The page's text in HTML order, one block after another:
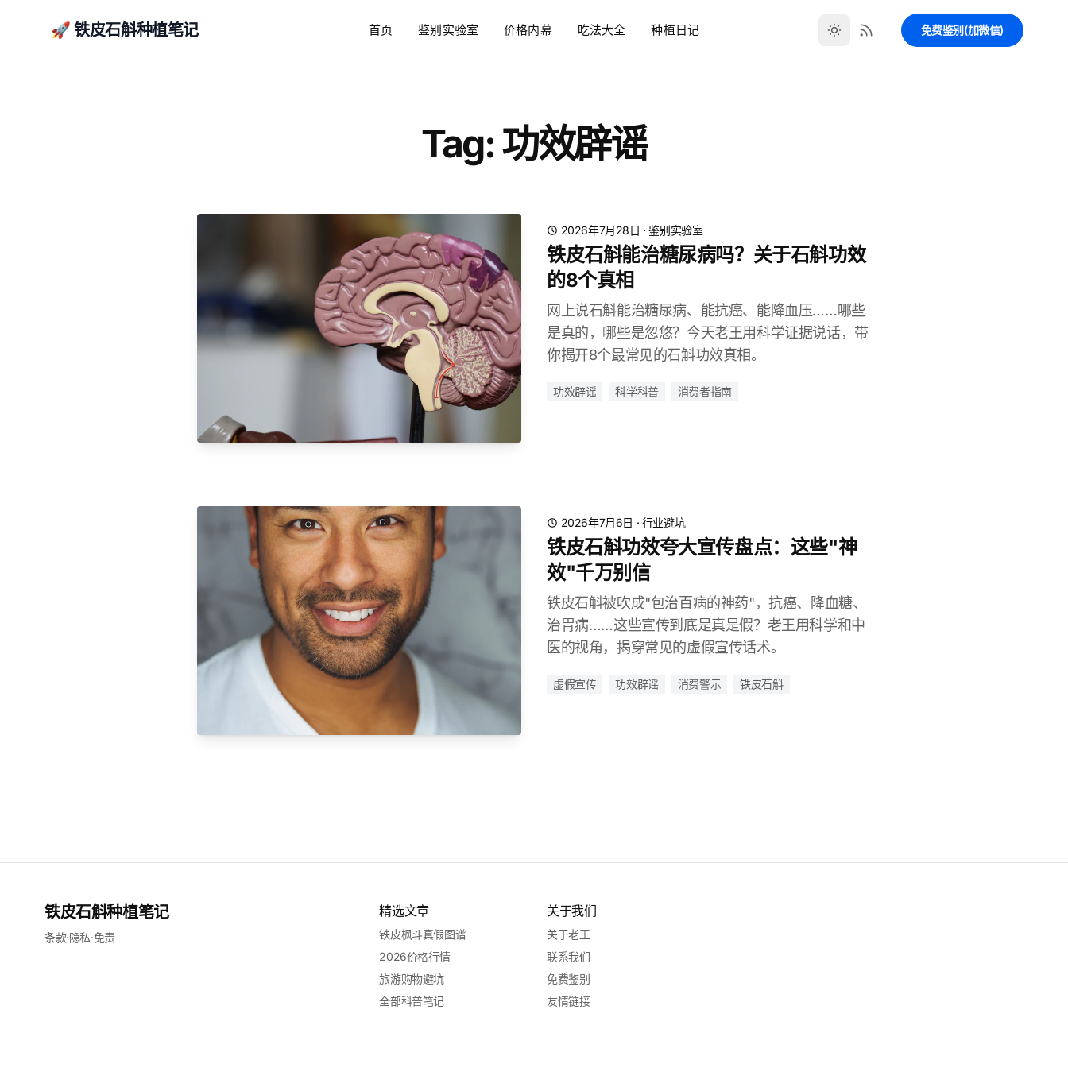
🚀 铁皮石斛种植笔记 首页 鉴别实验室 价格内幕 吃法大全 种植日记 免费鉴别(加微信)
Tag: 功效辟谣
2026年7月28日 ·鉴别实验室
铁皮石斛能治糖尿病吗？关于石斛功效
的8个真相
网上说石斛能治糖尿病、能抗癌、能降血压……哪些
是真的，哪些是忽悠？今天老王用科学证据说话，带
你揭开8个最常见的石斛功效真相。
功效辟谣 科学科普 消费者指南
2026年7月6日 · 行业避坑
铁皮石斛功效夸大宣传盘点：这些"神
效"千万别信
铁皮石斛被吹成"包治百病的神药"，抗癌、降血糖、
治胃病……这些宣传到底是真是假？老王用科学和中
医的视角，揭穿常见的虚假宣传话术。
虚假宣传 功效辟谣 消费警示 铁皮石斛
铁皮石斛种植笔记
条款·隐私·免责
精选文章
铁皮枫斗真假图谱
2026价格行情
旅游购物避坑
全部科普笔记
关于我们
关于老王
联系我们
免费鉴别
友情链接